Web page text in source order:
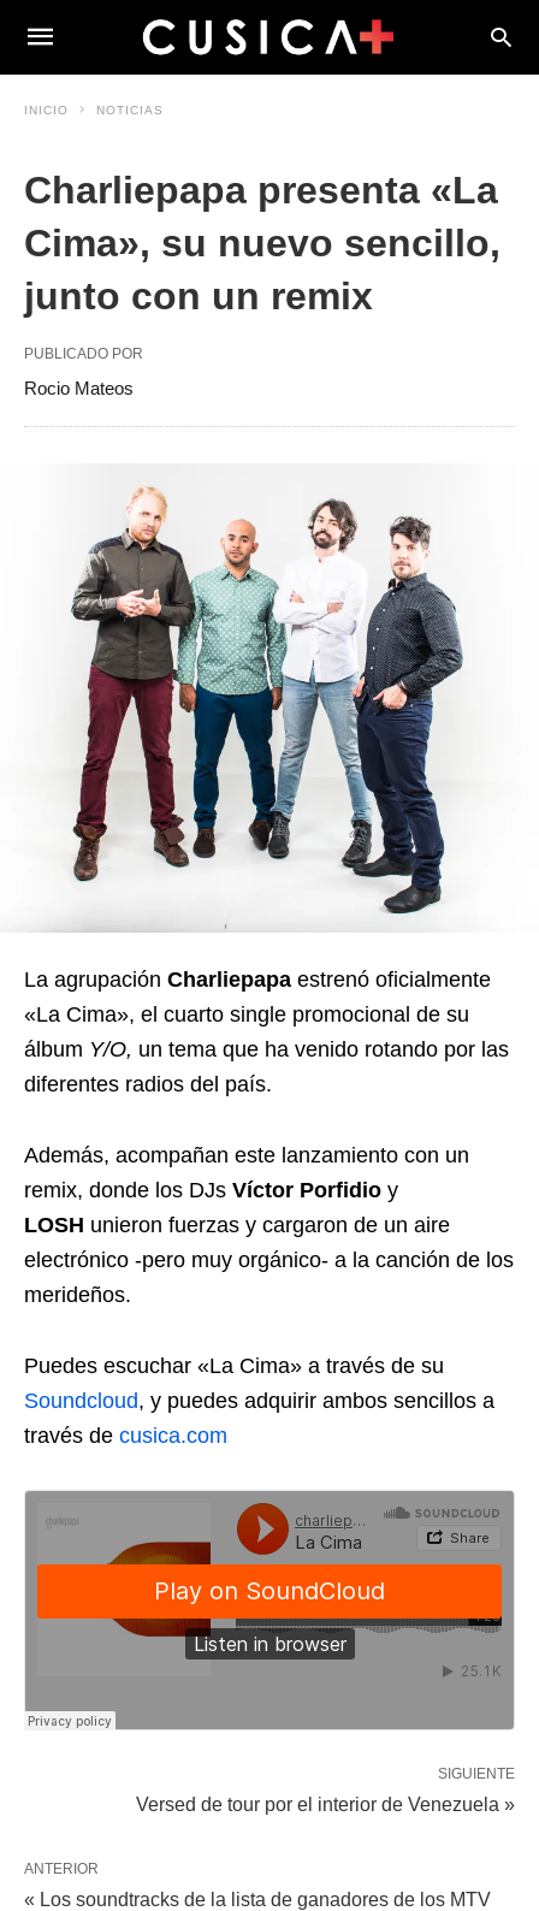
INICIO NOTICIAS
Charliepapa presenta «La
Cima», su nuevo sencillo,
junto con un remix
PUBLICADO POR
Rocio Mateos
La agrupación Charliepapa estrenó oficialmente
«La Cima», el cuarto single promocional de su
álbum Y/O, un tema que ha venido rotando por las
diferentes radios del país.
Además, acompañan este lanzamiento con un
remix, donde los DJs Víctor Porfidio y
LOSH unieron fuerzas y cargaron de un aire
electrónico -pero muy orgánico- a la canción de los
merideños.
Puedes escuchar «La Cima» a través de su
Soundcloud, y puedes adquirir ambos sencillos a
través de cusica.com
SIGUIENTE
Versed de tour por el interior de Venezuela »
ANTERIOR
« Los soundtracks de la lista de ganadores de los MTV